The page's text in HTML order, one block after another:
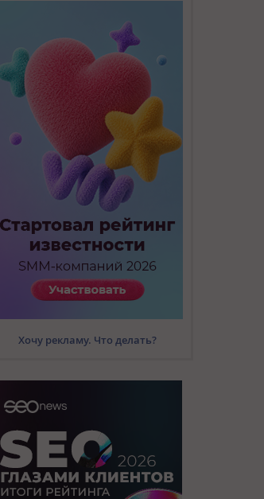
Хочу рекламу. Что делать?